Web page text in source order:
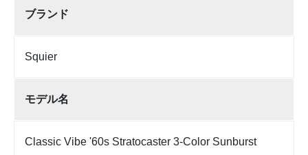
ブランド
Squier
モデル名
Classic Vibe '60s Stratocaster 3-Color Sunburst